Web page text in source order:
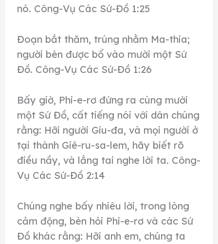
nó. Công-Vụ Các Sứ-Đồ 1:25
Đoạn bắt thăm, trúng nhằm Ma-thia;
người bèn được bổ vào mười một Sứ
Đồ. Công-Vụ Các Sứ-Đồ 1:26
Bấy giờ, Phi-e-rơ đứng ra cùng mười
một Sứ Đồ, cất tiếng nói với dân chúng
rằng: Hỡi người Giu-đa, và mọi người ở
tại thành Giê-ru-sa-lem, hãy biết rõ
điều nầy, và lắng tai nghe lời ta. Công-
Vụ Các Sứ-Đồ 2:14
Chúng nghe bấy nhiêu lời, trong lòng
cảm động, bèn hỏi Phi-e-rơ và các Sứ
Đồ khác rằng: Hỡi anh em, chúng ta